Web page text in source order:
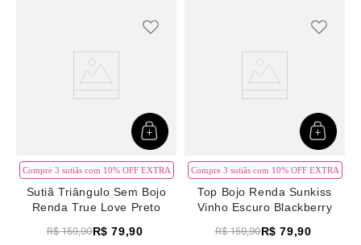
Compre 3 sutiãs com 10% OFF EXTRA
Sutiã Triângulo Sem Bojo
Renda True Love Preto
R$ 159,90R$ 79,90
Compre 3 sutiãs com 10% OFF EXTRA
Top Bojo Renda Sunkiss
Vinho Escuro Blackberry
R$ 159,90R$ 79,90